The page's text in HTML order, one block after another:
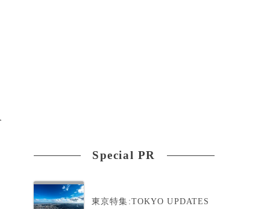
Special PR
東京特集:TOKYO UPDATES